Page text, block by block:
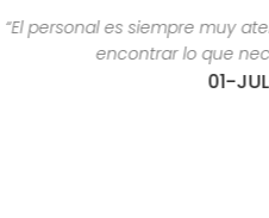
“El personal es siempre muy
encontrar lo que
01-